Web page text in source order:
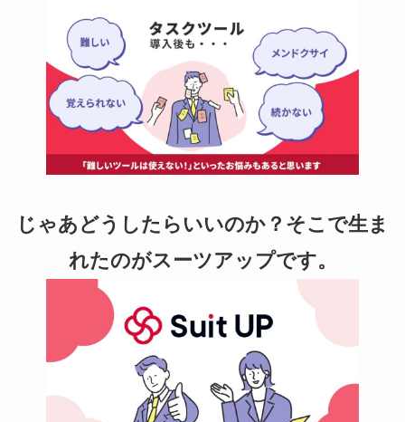
じゃあどうしたらいいのか？そこで生ま
れたのがスーツアップです。